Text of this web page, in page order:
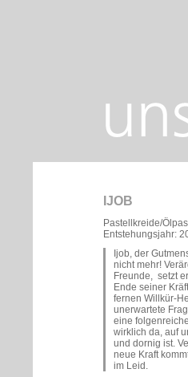
IJOB
Pastellkreide/
Entstehungsjahr:
Ijob, der
nicht mehr!
Freunde, setzt
Ende seiner
fernen Willkür-
unerwartete
eine
wirklich da, auf
und dornig ist.
neue Kraft
im Leid.